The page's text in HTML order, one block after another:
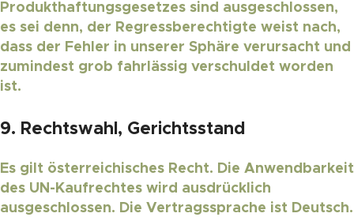
Produkthaftungsgesetzes sind ausgeschlossen,
es sei denn, der Regressberechtigte weist nach,
dass der Fehler in unserer Sphäre verursacht und
zumindest grob fahrlässig verschuldet worden
ist.
9. Rechtswahl, Gerichtsstand
Es gilt österreichisches Recht. Die Anwendbarkeit
des UN-Kaufrechtes wird ausdrücklich
ausgeschlossen. Die Vertragssprache ist Deutsch.